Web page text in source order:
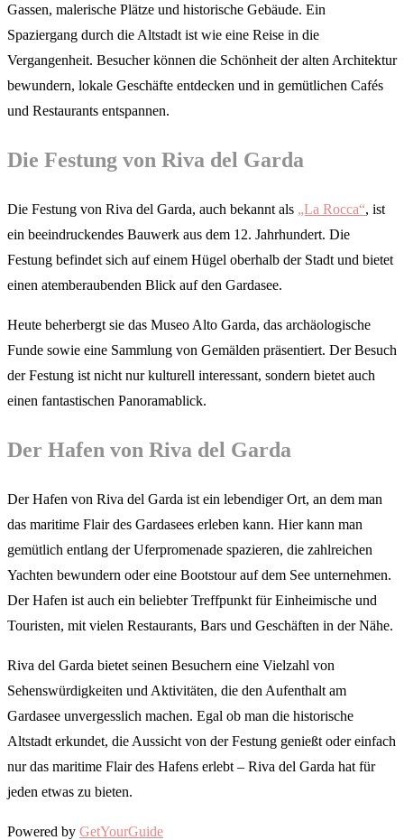
Gassen, malerische Plätze und historische Gebäude. Ein
Spaziergang durch die Altstadt ist wie eine Reise in die
Vergangenheit. Besucher können die Schönheit der alten Architektur
bewundern, lokale Geschäfte entdecken und in gemütlichen Cafés
und Restaurants entspannen.
Die Festung von Riva del Garda
Die Festung von Riva del Garda, auch bekannt als „La Rocca“, ist
ein beeindruckendes Bauwerk aus dem 12. Jahrhundert. Die
Festung befindet sich auf einem Hügel oberhalb der Stadt und bietet
einen atemberaubenden Blick auf den Gardasee.
Heute beherbergt sie das Museo Alto Garda, das archäologische
Funde sowie eine Sammlung von Gemälden präsentiert. Der Besuch
der Festung ist nicht nur kulturell interessant, sondern bietet auch
einen fantastischen Panoramablick.
Der Hafen von Riva del Garda
Der Hafen von Riva del Garda ist ein lebendiger Ort, an dem man
das maritime Flair des Gardasees erleben kann. Hier kann man
gemütlich entlang der Uferpromenade spazieren, die zahlreichen
Yachten bewundern oder eine Bootstour auf dem See unternehmen.
Der Hafen ist auch ein beliebter Treffpunkt für Einheimische und
Touristen, mit vielen Restaurants, Bars und Geschäften in der Nähe.
Riva del Garda bietet seinen Besuchern eine Vielzahl von
Sehenswürdigkeiten und Aktivitäten, die den Aufenthalt am
Gardasee unvergesslich machen. Egal ob man die historische
Altstadt erkundet, die Aussicht von der Festung genießt oder einfach
nur das maritime Flair des Hafens erlebt – Riva del Garda hat für
jeden etwas zu bieten.
Powered by GetYourGuide